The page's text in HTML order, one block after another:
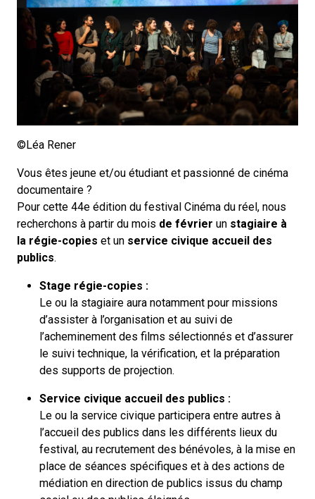
©Léa Rener
Vous êtes jeune et/ou étudiant et passionné de cinéma
documentaire ?
Pour cette 44e édition du festival Cinéma du réel, nous
recherchons à partir du mois de février un stagiaire à
la régie-copies et un service civique accueil des
publics.
Stage régie-copies :
Le ou la stagiaire aura notamment pour missions
d’assister à l’organisation et au suivi de
l’acheminement des films sélectionnés et d’assurer
le suivi technique, la vérification, et la préparation
des supports de projection.
Service civique accueil des publics :
Le ou la service civique participera entre autres à
l’accueil des publics dans les différents lieux du
festival, au recrutement des bénévoles, à la mise en
place de séances spécifiques et à des actions de
médiation en direction de publics issus du champ